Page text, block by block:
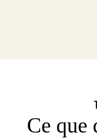
Ce que